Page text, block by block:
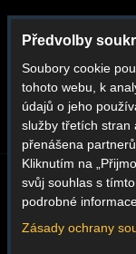
Facebook
Instagram
Youtube
Whatsapp
BLOG O NÁS
DODACÍ
Předvolby
Soubory cookie
tohoto webu, k
údajů o jeho
služby třetích stran
přenášena
Kliknutím na
svůj souhlas s
podrobné
Zásady ochrany